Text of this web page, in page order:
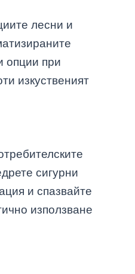
лесни и
опции при
изкуственият
сигурни
и спазвайте
използване